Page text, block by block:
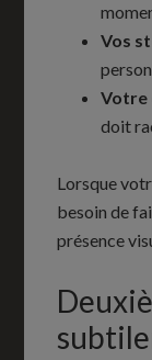
Vos
Votre
doit
Lorsque
besoin de
présence